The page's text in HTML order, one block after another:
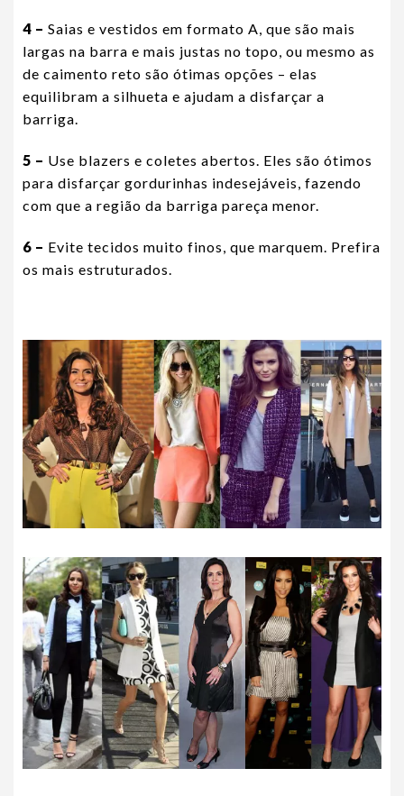
4 – Saias e vestidos em formato A, que são mais
largas na barra e mais justas no topo, ou mesmo as
de caimento reto são ótimas opções – elas
equilibram a silhueta e ajudam a disfarçar a
barriga.
5 – Use blazers e coletes abertos. Eles são ótimos
para disfarçar gordurinhas indesejáveis, fazendo
com que a região da barriga pareça menor.
6 – Evite tecidos muito finos, que marquem. Prefira
os mais estruturados.